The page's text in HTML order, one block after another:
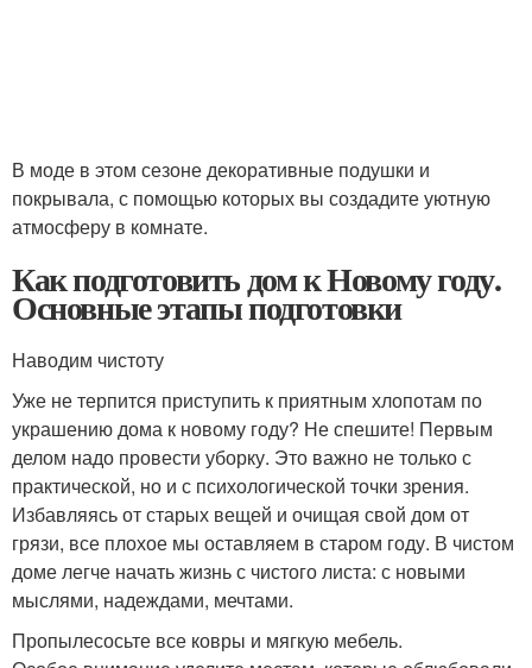
В моде в этом сезоне декоративные подушки и
покрывала, с помощью которых вы создадите уютную
атмосферу в комнате.
Как подготовить дом к Новому году.
Основные этапы подготовки
Наводим чистоту
Уже не терпится приступить к приятным хлопотам по
украшению дома к новому году? Не спешите! Первым
делом надо провести уборку. Это важно не только с
практической, но и с психологической точки зрения.
Избавляясь от старых вещей и очищая свой дом от
грязи, все плохое мы оставляем в старом году. В чистом
доме легче начать жизнь с чистого листа: с новыми
мыслями, надеждами, мечтами.
Пропылесосьте все ковры и мягкую мебель.